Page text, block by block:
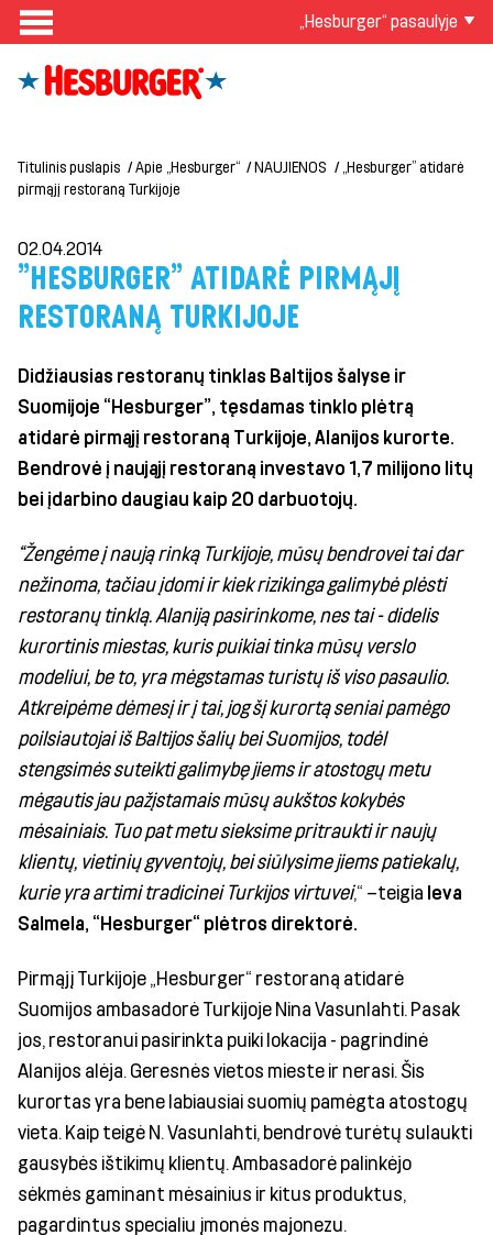
„Hesburger“ pasaulyje
Titulinis puslapis Apie „Hesburger“ NAUJIENOS
„Hesburger” atidarė
pirmąjį restoraną Turkijoje
02.04.2014
"HESBURGER" ATIDARĖ PIRMĄJĮ
RESTORANĄ TURKIJOJE
Didžiausias restoranų tinklas Baltijos šalyse ir
Suomijoje “Hesburger”, tęsdamas tinklo plėtrą
atidarė pirmąjį restoraną Turkijoje, Alanijos kurorte.
Bendrovė į naująjį restoraną investavo 1,7 milijono litų
bei įdarbino daugiau kaip 20 darbuotojų.
“Žengėme į naują rinką Turkijoje, mūsų bendrovei tai dar
nežinoma, tačiau įdomi ir kiek rizikinga galimybė plėsti
restoranų tinklą. Alaniją pasirinkome, nes tai - didelis
kurortinis miestas, kuris puikiai tinka mūsų verslo
modeliui, be to, yra mėgstamas turistų iš viso pasaulio.
Atkreipėme dėmesį ir į tai, jog šį kurortą seniai pamėgo
poilsiautojai iš Baltijos šalių bei Suomijos, todėl
stengsimės suteikti galimybę jiems ir atostogų metu
mėgautis jau pažįstamais mūsų aukštos kokybės
mėsainiais. Tuo pat metu sieksime pritraukti ir naujų
klientų, vietinių gyventojų, bei siūlysime jiems patiekalų,
kurie yra artimi tradicinei Turkijos virtuvei,“ –teigia Ieva
Salmela, “Hesburger“ plėtros direktorė.
Pirmąjį Turkijoje „Hesburger“ restoraną atidarė
Suomijos ambasadorė Turkijoje Nina Vasunlahti. Pasak
jos, restoranui pasirinkta puiki lokacija - pagrindinė
Alanijos alėja. Geresnės vietos mieste ir nerasi. Šis
kurortas yra bene labiausiai suomių pamėgta atostogų
vieta. Kaip teigė N. Vasunlahti, bendrovė turėtų sulaukti
gausybės ištikimų klientų. Ambasadorė palinkėjo
sėkmės gaminant mėsainius ir kitus produktus,
pagardintus specialiu įmonės majonezu.